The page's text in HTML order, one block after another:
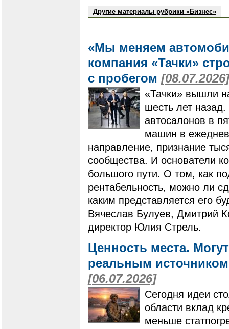
Другие материалы рубрики «Бизнес»
«Мы меняем
компания «Тачки»
с пробегом [08.07.2026]
«Тачки» вышли
шесть лет
автосалонов в
машин в
направление, признание
сообщества. И основатели
большого пути. О том, как
рентабельность, можно ли
каким представляется его
Вячеслав Булуев, Дмитрий
директор Юлия Стрель.
Ценность места.
реальным
[06.07.2026]
Сегодня идеи
области вклад
меньше